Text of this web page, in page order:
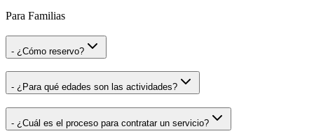
Para Familias
- ¿Cómo reservo?
- ¿Para qué edades son las actividades?
- ¿Cuál es el proceso para contratar un servicio?